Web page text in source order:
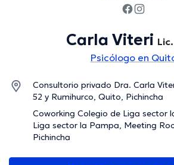
Carla Viteri
Psicólogo en
Consultorio privado Dra. Carla
52 y Rumihurco, Quito, Pichincha
Coworking Colegio de Liga sector
Liga sector la Pampa, Meeting
Pichincha